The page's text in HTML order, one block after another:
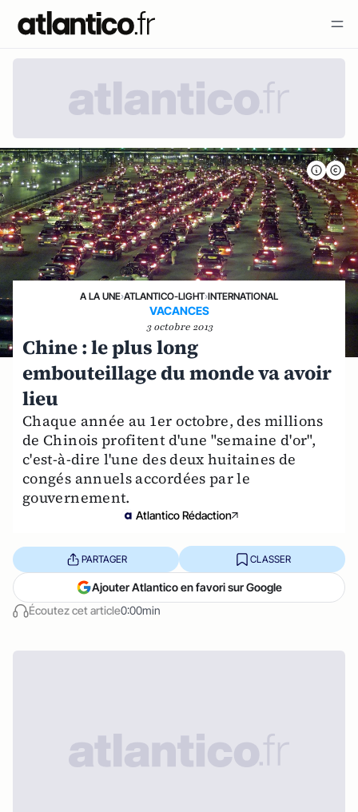
A LA UNE›ATLANTICO-LIGHT›INTERNATIONAL
VACANCES
3 octobre 2013
Chine : le plus long
embouteillage du monde va avoir
lieu
Chaque année au 1er octobre, des millions
de Chinois profitent d'une "semaine d'or",
c'est-à-dire l'une des deux huitaines de
congés annuels accordées par le
gouvernement.
Atlantico Rédaction
Écoutez cet article0:00min
PARTAGER CLASSER
Ajouter Atlantico en favori sur Google